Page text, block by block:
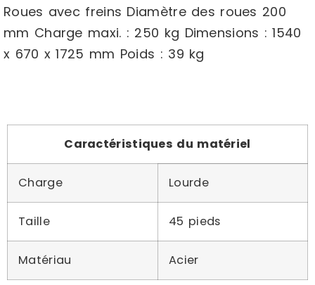
Roues avec freins Diamètre des roues 200
mm Charge maxi. : 250 kg Dimensions : 1540
x 670 x 1725 mm Poids : 39 kg
Caractéristiques du matériel
Charge Lourde
Taille 45 pieds
Matériau Acier